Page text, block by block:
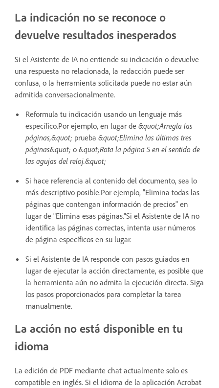
La indicación no se reconoce o
devuelve resultados inesperados
Si el Asistente de IA no entiende su indicación o devuelve
una respuesta no relacionada, la redacción puede ser
confusa, o la herramienta solicitada puede no estar aún
admitida conversacionalmente.
Reformula tu indicación usando un lenguaje más
específico.Por ejemplo, en lugar de &quot;Arregla las
páginas,&quot; prueba &quot;Elimina las últimas tres
páginas&quot; o &quot;Rota la página 5 en el sentido de
las agujas del reloj.&quot;
Si hace referencia al contenido del documento, sea lo
más descriptivo posible.Por ejemplo, "Elimina todas las
páginas que contengan información de precios" en
lugar de "Elimina esas páginas."Si el Asistente de IA no
identifica las páginas correctas, intenta usar números
de página específicos en su lugar.
Si el Asistente de IA responde con pasos guiados en
lugar de ejecutar la acción directamente, es posible que
la herramienta aún no admita la ejecución directa. Siga
los pasos proporcionados para completar la tarea
manualmente.
La acción no está disponible en tu
idioma
La edición de PDF mediante chat actualmente solo es
compatible en inglés. Si el idioma de la aplicación Acrobat